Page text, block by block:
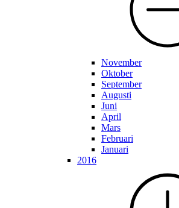
November
Oktober
September
Augusti
Juni
April
Mars
Februari
Januari
2016